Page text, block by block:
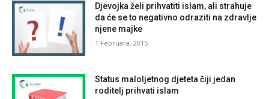
Djevojka želi prihvatiti islam, ali strahuje
da će se to negativno odraziti na zdravlje
njene majke
1 Februara, 2015
Status maloljetnog djeteta čiji jedan
roditelj prihvati islam